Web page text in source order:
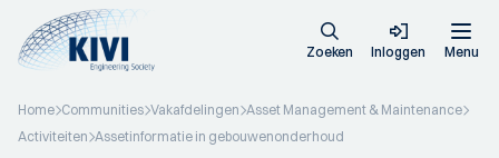
Zoeken Inloggen Menu
Home Communities Vakafdelingen Asset Management & Maintenance
Activiteiten Assetinformatie in gebouwenonderhoud